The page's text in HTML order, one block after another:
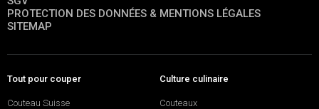
PROTECTION DES DONNÉES & MENTIONS LÉGALES
SITEMAP
Tout pour couper
Couteau Suisse
Culture culinaire
Couteaux